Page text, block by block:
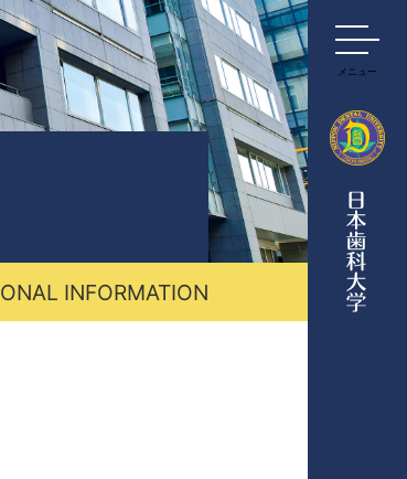
メニュー
INFORMATION